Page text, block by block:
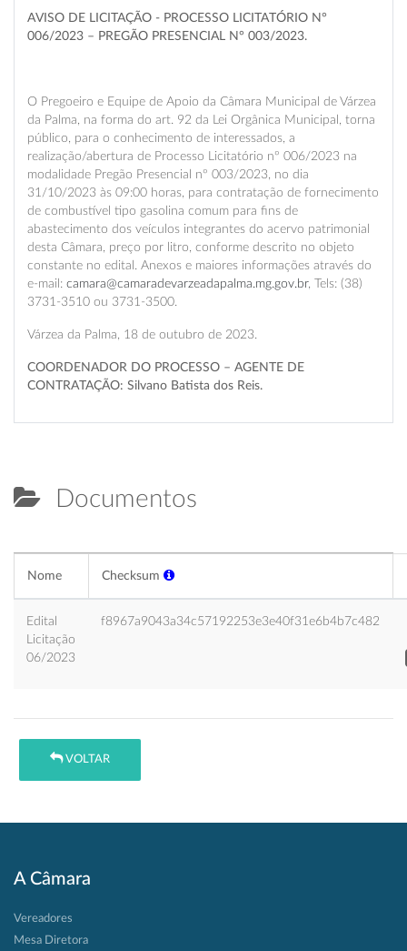
AVISO DE LICITAÇÃO - PROCESSO LICITATÓRIO N°
006/2023 – PREGÃO PRESENCIAL N° 003/2023.
O Pregoeiro e Equipe de Apoio da Câmara Municipal de Várzea
da Palma, na forma do art. 92 da Lei Orgânica Municipal, torna
público, para o conhecimento de interessados, a
realização/abertura de Processo Licitatório nº 006/2023 na
modalidade Pregão Presencial nº 003/2023, no dia
31/10/2023 às 09:00 horas, para contratação de fornecimento
de combustível tipo gasolina comum para fins de
abastecimento dos veículos integrantes do acervo patrimonial
desta Câmara, preço por litro, conforme descrito no objeto
constante no edital. Anexos e maiores informações através do
e-mail: camara@camaradevarzeadapalma.mg.gov.br, Tels: (38)
3731-3510 ou 3731-3500.
Várzea da Palma, 18 de outubro de 2023.
COORDENADOR DO PROCESSO – AGENTE DE
CONTRATAÇÃO: Silvano Batista dos Reis.
Documentos
Nome Checksum
Edital
Licitação
06/2023
f8967a9043a34c57192253e3e40f31e6b4b7c482
VOLTAR
A Câmara
Vereadores
Mesa Diretora